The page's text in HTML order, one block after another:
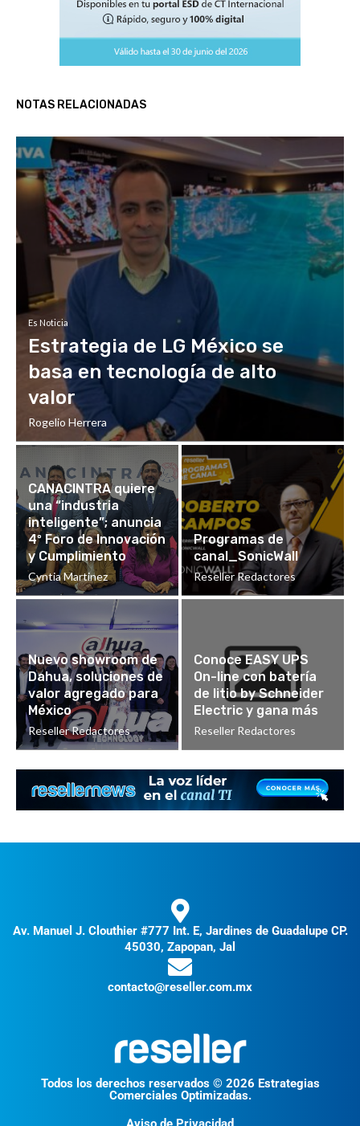
NOTAS RELACIONADAS
Es Noticia
Estrategia de LG México se
basa en tecnología de alto
valor
Rogelio Herrera
CANACINTRA quiere
una “industria
inteligente”; anuncia
4º Foro de Innovación
y Cumplimiento
Cyntia Martinez
Programas de
canal_SonicWall
Reseller Redactores
Nuevo showroom de
Dahua, soluciones de
valor agregado para
México
Reseller Redactores
Conoce EASY UPS
On-line con batería
de litio by Schneider
Electric y gana más
Reseller Redactores
Av. Manuel J. Clouthier #777 Int. E, Jardines de Guadalupe CP.
45030, Zapopan, Jal
contacto@reseller.com.mx
Todos los derechos reservados © 2026 Estrategias
Comerciales Optimizadas.